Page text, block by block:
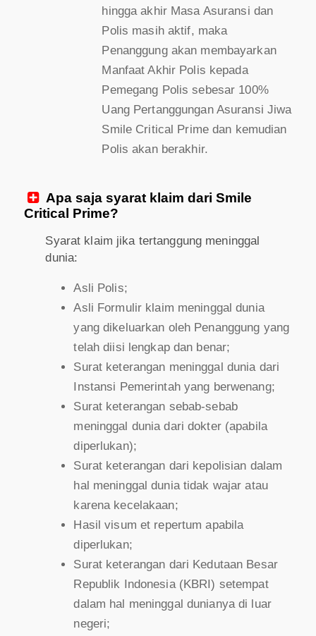
hingga akhir Masa Asuransi dan
Polis masih aktif, maka
Penanggung akan membayarkan
Manfaat Akhir Polis kepada
Pemegang Polis sebesar 100%
Uang Pertanggungan Asuransi Jiwa
Smile Critical Prime dan kemudian
Polis akan berakhir.
 Apa saja syarat klaim dari Smile
Critical Prime?
Syarat klaim jika tertanggung meninggal
dunia:
Asli Polis;
Asli Formulir klaim meninggal dunia
yang dikeluarkan oleh Penanggung yang
telah diisi lengkap dan benar;
Surat keterangan meninggal dunia dari
Instansi Pemerintah yang berwenang;
Surat keterangan sebab-sebab
meninggal dunia dari dokter (apabila
diperlukan);
Surat keterangan dari kepolisian dalam
hal meninggal dunia tidak wajar atau
karena kecelakaan;
Hasil visum et repertum apabila
diperlukan;
Surat keterangan dari Kedutaan Besar
Republik Indonesia (KBRI) setempat
dalam hal meninggal dunianya di luar
negeri;